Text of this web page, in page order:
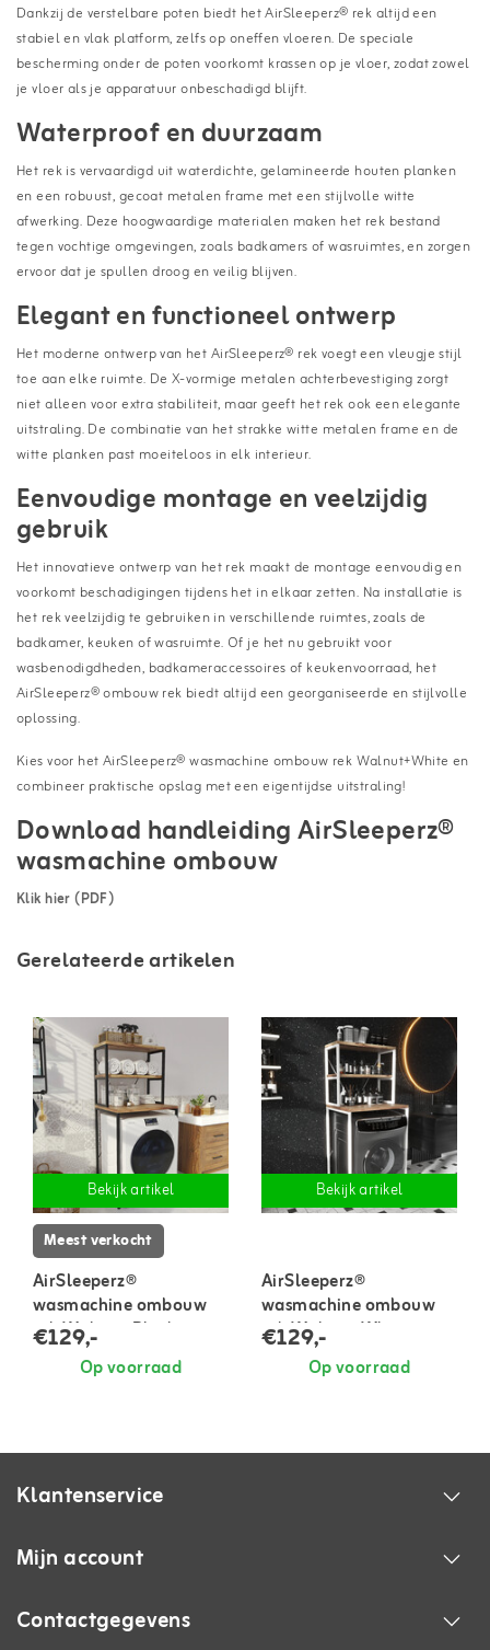
Dankzij de verstelbare poten biedt het AirSleeperz® rek altijd een
stabiel en vlak platform, zelfs op oneffen vloeren. De speciale
bescherming onder de poten voorkomt krassen op je vloer, zodat zowel
je vloer als je apparatuur onbeschadigd blijft.
Waterproof en duurzaam
Het rek is vervaardigd uit waterdichte, gelamineerde houten planken
en een robuust, gecoat metalen frame met een stijlvolle witte
afwerking. Deze hoogwaardige materialen maken het rek bestand
tegen vochtige omgevingen, zoals badkamers of wasruimtes, en zorgen
ervoor dat je spullen droog en veilig blijven.
Elegant en functioneel ontwerp
Het moderne ontwerp van het AirSleeperz® rek voegt een vleugje stijl
toe aan elke ruimte. De X-vormige metalen achterbevestiging zorgt
niet alleen voor extra stabiliteit, maar geeft het rek ook een elegante
uitstraling. De combinatie van het strakke witte metalen frame en de
witte planken past moeiteloos in elk interieur.
Eenvoudige montage en veelzijdig
gebruik
Het innovatieve ontwerp van het rek maakt de montage eenvoudig en
voorkomt beschadigingen tijdens het in elkaar zetten. Na installatie is
het rek veelzijdig te gebruiken in verschillende ruimtes, zoals de
badkamer, keuken of wasruimte. Of je het nu gebruikt voor
wasbenodigdheden, badkameraccessoires of keukenvoorraad, het
AirSleeperz® ombouw rek biedt altijd een georganiseerde en stijlvolle
oplossing.
Kies voor het AirSleeperz® wasmachine ombouw rek Walnut+White en
combineer praktische opslag met een eigentijdse uitstraling!
Download handleiding AirSleeperz®
wasmachine ombouw
Klik hier (PDF)
Gerelateerde artikelen
Bekijk artikel
Meest verkocht
AirSleeperz®
wasmachine ombouw
rek Walnut+Black
(50x68x155 cm)
€129,-
Op voorraad
Bekijk artikel
AirSleeperz®
wasmachine ombouw
rek Walnut+White
(50x68x155 cm)
€129,-
Op voorraad
Klantenservice
Mijn account
Contactgegevens